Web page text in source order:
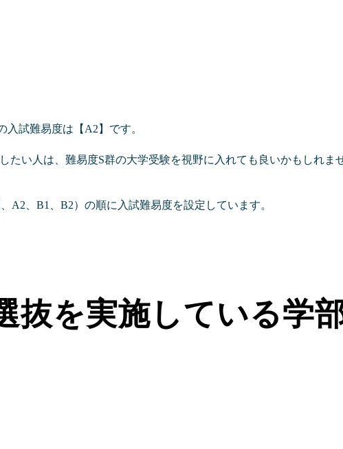
試難易度は【A2】です。
たい人は、難易度S群の大学受験を視野に入れても良いかもしれ
A2、B1、B2）の順に入試難易度を設定しています。
抜を実施している学